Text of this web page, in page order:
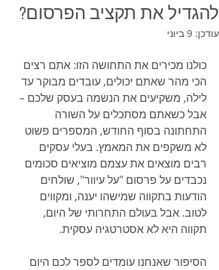
להגדיל את תקציב הפרסום?
עודכן: 9 ביוני
כולנו מכירים את התחושה הזו: אתם רצים
הכי מהר שאתם יכולים, עובדים מבוקר עד
לילה, משקיעים את הנשמה בעסק שלכם –
אבל כשאתם מסתכלים על השורה
התחתונה בסוף החודש, המספרים פשוט
לא משקפים את המאמץ. בעלי עסקים
רבים מוצאים את עצמם מוציאים סכומים
נכבדים על פרסום "על עיוור", שולחים
הודעות בתקווה שמישהו יענה, ומקווים
לטוב. אבל בעולם התחרותי של היום,
תקווה היא לא אסטרטגיה עסקית.
הסיפור שאנחנו עומדים לספר לכם היום